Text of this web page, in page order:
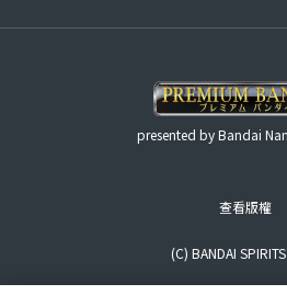
presented by Bandai
查看版權
(C) BANDAI